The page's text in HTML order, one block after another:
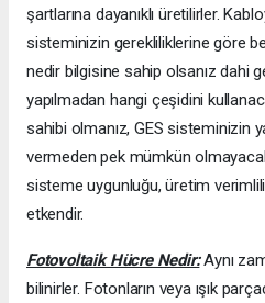
şartlarına dayanıklı üretilirler.
sisteminizin gerekliliklerine göre
nedir bilgisine sahip olsanız dahi
yapılmadan hangi çeşidini
sahibi olmanız, GES sisteminizin
vermeden pek mümkün
sisteme uygunluğu, üretim
etkendir.
Fotovoltaik Hücre Nedir:Aynı
bilinirler. Fotonların veya ışık